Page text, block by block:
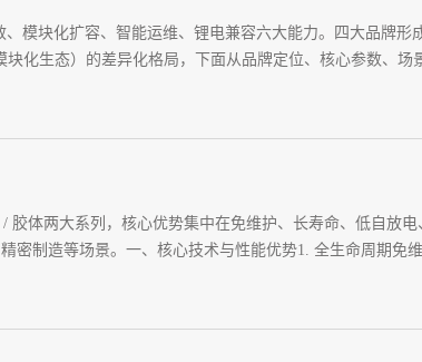
模块化扩容、智能运维、锂电兼容六大能力。四大品牌形
化生态）的差异化格局，下面从品牌定位、核心参数、场
体两大系列，核心优势集中在免维护、长寿命、低自放
密制造等场景。一、核心技术与性能优势1. 全生命周期免